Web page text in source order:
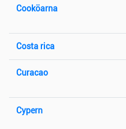
Cooköarna
Costa rica
Curacao
Cypern